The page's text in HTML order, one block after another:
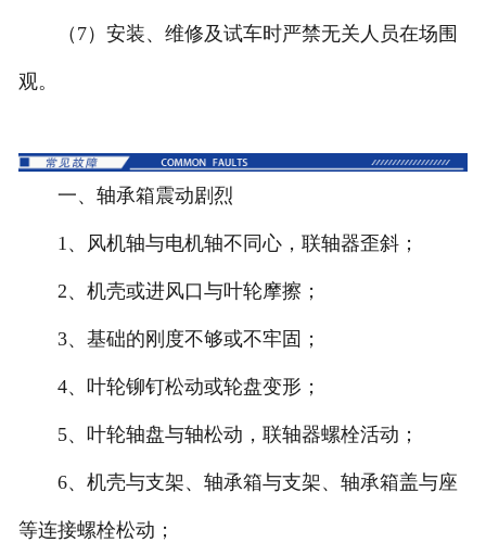
（7）安装、维修及试车时严禁无关人员在场围
观。
一、轴承箱震动剧烈
1、风机轴与电机轴不同心，联轴器歪斜；
2、机壳或进风口与叶轮摩擦；
3、基础的刚度不够或不牢固；
4、叶轮铆钉松动或轮盘变形；
5、叶轮轴盘与轴松动，联轴器螺栓活动；
6、机壳与支架、轴承箱与支架、轴承箱盖与座
等连接螺栓松动；